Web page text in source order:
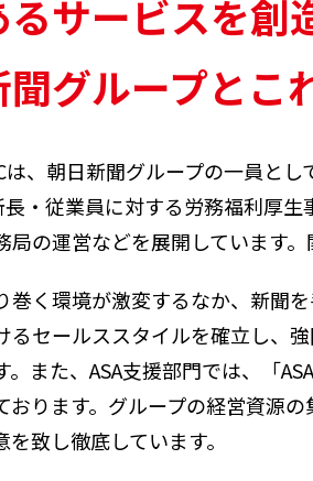
サービスを創
グループとこ
は、朝日新聞グループの一員と
長・従業員に対する労務福利厚生
局の運営などを展開しています
巻く環境が激変するなか、新聞
るセールススタイルを確立し、
。また、ASA支援部門では、「
おります。グループの経営資源
を致し徹底しています。